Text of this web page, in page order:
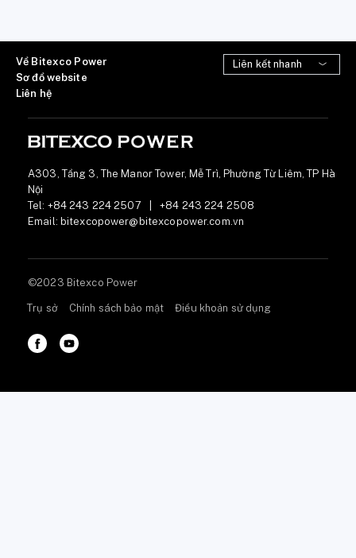
Về Bitexco Power
Sơ đồ website
Liên hệ
A303, Tầng 3, The Manor Tower, Mễ Trì, Phường Từ Liêm, TP Hà
Nội
Tel: +84 243 224 2507
+84 243 224 2508
Email: bitexcopower@bitexcopower.com.vn
©2023 Bitexco Power
Trụ sở Chính sách bảo mật Điều khoản sử dụng